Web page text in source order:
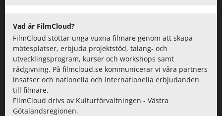
Vad är FilmCloud?
FilmCloud stöttar unga vuxna filmare genom att skapa
mötesplatser, erbjuda projektstöd, talang- och
utvecklingsprogram, kurser och workshops samt
rådgivning. På filmcloud.se kommunicerar vi våra partners
insatser och nationella och internationella erbjudanden
till filmare.
FilmCloud drivs av Kulturförvaltningen - Västra
Götalandsregionen.